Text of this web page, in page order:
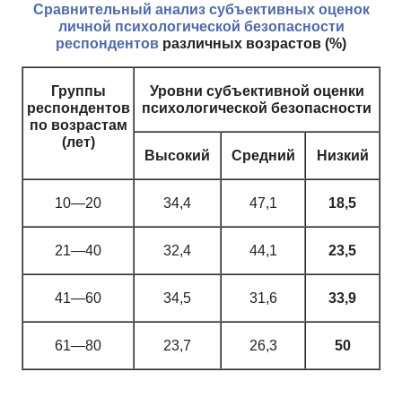
Сравнительный анализ субъективных оценок
личной психологической безопасности
респондентов различных возрастов (%)
Группы
респондентов
по возрастам
(лет)
Уровни субъективной оценки
психологической безопасности
Высокий Средний Низкий
10—20 34,4 47,1 18,5
21—40 32,4 44,1 23,5
41—60 34,5 31,6 33,9
61—80 23,7 26,3 50